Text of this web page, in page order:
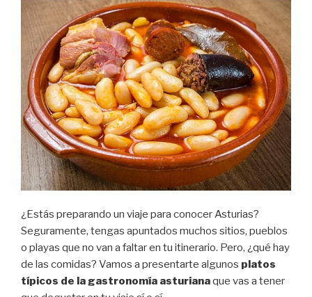
¿Estás preparando un viaje para conocer Asturias?
Seguramente, tengas apuntados muchos sitios, pueblos
o playas que no van a faltar en tu itinerario. Pero, ¿qué hay
de las comidas? Vamos a presentarte algunos platos
típicos de la gastronomía asturianaque vas a tener